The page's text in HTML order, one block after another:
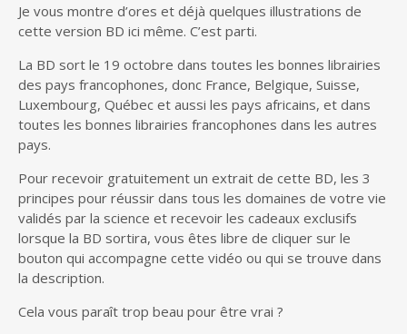
Je vous montre d’ores et déjà quelques illustrations de
cette version BD ici même. C’est parti.
La BD sort le 19 octobre dans toutes les bonnes librairies
des pays francophones, donc France, Belgique, Suisse,
Luxembourg, Québec et aussi les pays africains, et dans
toutes les bonnes librairies francophones dans les autres
pays.
Pour recevoir gratuitement un extrait de cette BD, les 3
principes pour réussir dans tous les domaines de votre vie
validés par la science et recevoir les cadeaux exclusifs
lorsque la BD sortira, vous êtes libre de cliquer sur le
bouton qui accompagne cette vidéo ou qui se trouve dans
la description.
Cela vous paraît trop beau pour être vrai ?